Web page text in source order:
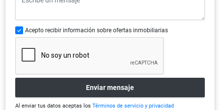
Acepto recibir información sobre ofertas inmobiliarias
Enviar mensaje
Al enviar tus datos aceptas los Términos de servicio y privacidad